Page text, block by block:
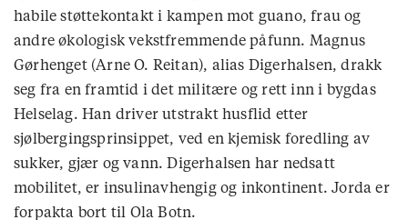
habile støttekontakt i kampen mot guano, frau og
andre økologisk vekstfremmende påfunn. Magnus
Gørhenget (Arne O. Reitan), alias Digerhalsen, drakk
seg fra en framtid i det militære og rett inn i bygdas
Helselag. Han driver utstrakt husflid etter
sjølbergingsprinsippet, ved en kjemisk foredling av
sukker, gjær og vann. Digerhalsen har nedsatt
mobilitet, er insulinavhengig og inkontinent. Jorda er
forpakta bort til Ola Botn.